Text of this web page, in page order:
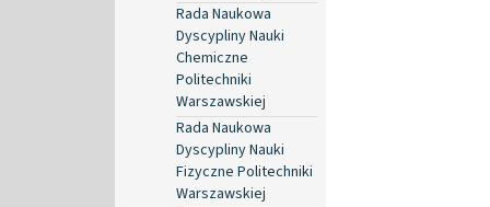
Rada Naukowa
Dyscypliny Nauki
Chemiczne
Politechniki
Warszawskiej
Rada Naukowa
Dyscypliny Nauki
Fizyczne Politechniki
Warszawskiej